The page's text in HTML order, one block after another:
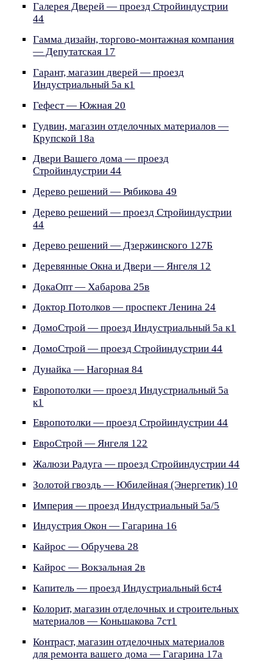
Галерея Дверей — проезд Стройиндустрии
44
Гамма дизайн, торгово-монтажная компания
— Депутатская 17
Гарант, магазин дверей — проезд
Индустриальный 5а к1
Гефест — Южная 20
Гудвин, магазин отделочных материалов —
Крупской 18а
Двери Вашего дома — проезд
Стройиндустрии 44
Дерево решений — Рябикова 49
Дерево решений — проезд Стройиндустрии
44
Дерево решений — Дзержинского 127Б
Деревянные Окна и Двери — Янгеля 12
ДокаОпт — Хабарова 25в
Доктор Потолков — проспект Ленина 24
ДомоСтрой — проезд Индустриальный 5а к1
ДомоСтрой — проезд Стройиндустрии 44
Дунайка — Нагорная 84
Европотолки — проезд Индустриальный 5а
к1
Европотолки — проезд Стройиндустрии 44
ЕвроСтрой — Янгеля 122
Жалюзи Радуга — проезд Стройиндустрии 44
Золотой гвоздь — Юбилейная (Энергетик) 10
Империя — проезд Индустриальный 5а/5
Индустрия Окон — Гагарина 16
Кайрос — Обручева 28
Кайрос — Вокзальная 2в
Капитель — проезд Индустриальный 6ст4
Колорит, магазин отделочных и строительных
материалов — Коньшакова 7ст1
Контраст, магазин отделочных материалов
для ремонта вашего дома — Гагарина 17а